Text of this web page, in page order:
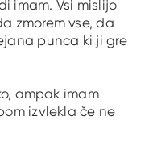
imam. Vsi mislijo
zmorem vse, da
punca ki ji gre
ampak imam
izvlekla če ne